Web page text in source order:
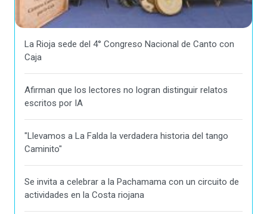
La Rioja sede del 4° Congreso Nacional de Canto con
Caja
Afirman que los lectores no logran distinguir relatos
escritos por IA
"Llevamos a La Falda la verdadera historia del tango
Caminito"
Se invita a celebrar a la Pachamama con un circuito de
actividades en la Costa riojana